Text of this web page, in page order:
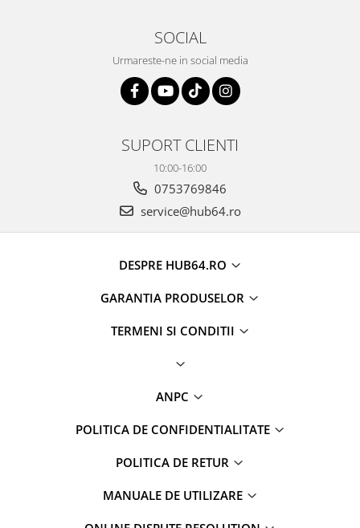
SOCIAL
Urmareste-ne in social media
SUPORT CLIENTI
10:00-16:00
0753769846
service@hub64.ro
DESPRE HUB64.RO
GARANTIA PRODUSELOR
TERMENI SI CONDITII
ANPC
POLITICA DE CONFIDENTIALITATE
POLITICA DE RETUR
MANUALE DE UTILIZARE